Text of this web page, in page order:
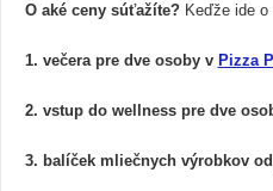
O aké ceny súťažíte?Keďže ide o
1. večera pre dve osoby v Pizza
2. vstup do wellness pre dve
3. balíček mliečnych výrobkov